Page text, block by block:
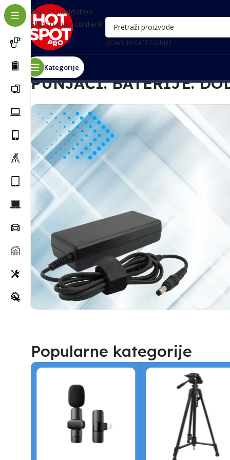
Skip to navigation
Skip to main content
ODABERI KATEGORIJU
Kategorije
PUNJAČI. BATERIJE.
Punjači
za laptop
modele
laptopova
Odaberi punjač
Popularne kategorije